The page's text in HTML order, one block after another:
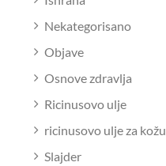
Nekategorisano
Objave
Osnove zdravlja
Ricinusovo ulje
ricinusovo ulje za kožu
Slajder